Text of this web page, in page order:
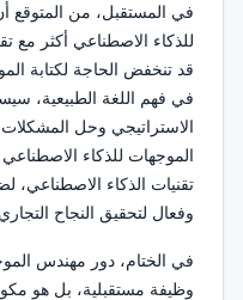
في المستقبل، من المتوقع
للذكاء الاصطناعي أكثر مع
قد تنخفض الحاجة لكتابة
في فهم اللغة الطبيعية،
الاستراتيجي وحل
الموجهات للذكاء
تقنيات الذكاء الاصطناعي،
وفعال لتحقيق النجاح
في الختام، دور مهندس
وظيفة مستقبلية، بل هو